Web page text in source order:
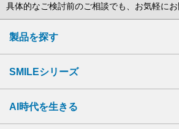
具体的なご検討前のご相談でも、お気軽にお
製品を探す
SMILEシリーズ
AI時代を生きる